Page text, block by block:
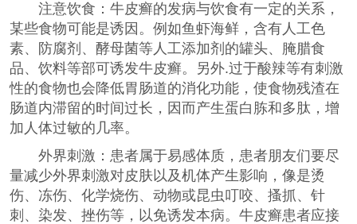
注意饮食：牛皮癣的发病与饮食有一定的关系，
某些食物可能是诱因。例如鱼虾海鲜，含有人工色
素、防腐剂、酵母菌等人工添加剂的罐头、腌腊食
品、饮料等部可诱发牛皮癣。另外.过于酸辣等有刺激
性的食物也会降低胃肠道的消化功能，使食物残渣在
肠道内滞留的时间过长，因而产生蛋白胨和多肽，增
加人体过敏的几率。
外界刺激：患者属于易感体质，患者朋友们要尽
量减少外界刺激对皮肤以及机体产生影响，像是烫
伤、冻伤、化学烧伤、动物或昆虫叮咬、搔抓、针
刺、染发、挫伤等，以免诱发本病。牛皮癣患者应接